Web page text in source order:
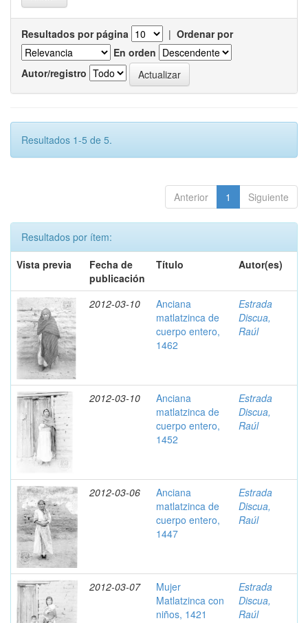
Resultados por página | Ordenar por
En orden
Autor/registro
Resultados 1-5 de 5.
Anterior 1 Siguiente
Resultados por ítem:
Vista previa
Fecha de
publicación
Título Autor(es)
2012-03-10
Anciana
matlatzinca de
cuerpo entero,
1462
Estrada
Discua,
Raúl
2012-03-10
Anciana
matlatzinca de
cuerpo entero,
1452
Estrada
Discua,
Raúl
2012-03-06
Anciana
matlatzinca de
cuerpo entero,
1447
Estrada
Discua,
Raúl
2012-03-07
Mujer
Matlatzinca con
niños, 1421
Estrada
Discua,
Raúl